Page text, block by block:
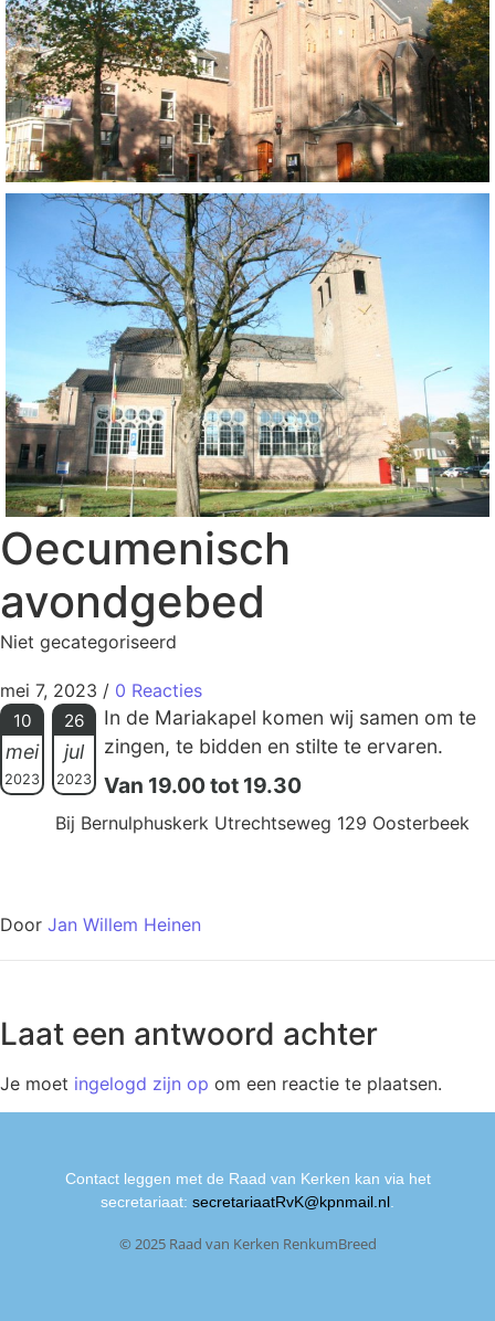
Oecumenisch
avondgebed
Niet gecategoriseerd
mei 7, 2023 / 0 Reacties
10
mei
2023
26
jul
2023
In de Mariakapel komen wij samen om te
zingen, te bidden en stilte te ervaren.
Van 19.00 tot 19.30
Bij Bernulphuskerk Utrechtseweg 129 Oosterbeek
Door Jan Willem Heinen
Laat een antwoord achter
Je moet ingelogd zijn op om een reactie te plaatsen.
Contact leggen met de Raad van Kerken kan via het
secretariaat: secretariaatRvK@kpnmail.nl.
© 2025 Raad van Kerken RenkumBreed